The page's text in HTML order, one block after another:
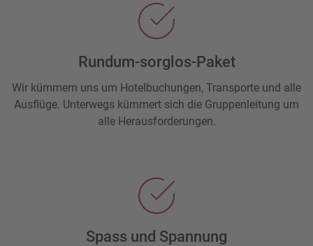
Rundum-sorglos-Paket
Wir kümmern uns um Hotelbuchungen, Transporte und alle
Ausflüge. Unterwegs kümmert sich die Gruppenleitung um
alle Herausforderungen.
Spass und Spannung